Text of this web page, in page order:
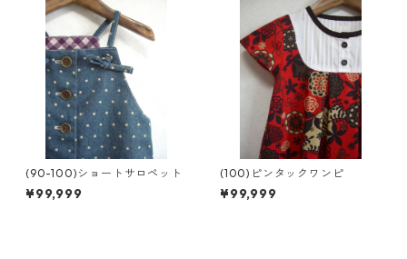
(90-100)ショートサロペット
¥99,999
(100)ピンタックワンピ
¥99,999